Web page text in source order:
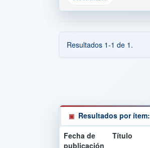
Resultados 1-1 de 1.
Resultados por ítem:
Fecha de
publicación
Título